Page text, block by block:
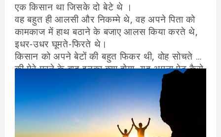
एक किसान था जिसके दो बेटे थे ।
वह बहुत ही आलसी और निकम्मे थे, वह अपने पिता को
कामकाज में हाथ बठाने के बजाए आलस किया करते थे,
इधर-उधर घूमते-फिरते थे।
किसान को अपने बेटों की बहुत फिकर थी, वोह सोचते थे
की मेरे मरने के बाद इनका क्या होगा, यह अपना पेट कैसे
भरेंगे, अपने परिवार को कैसे संभाल पायेंगे।
एक दिन किसान की हालत बहुत ही गंभीर थी, कहने का
मतलब, किसान मरने की हालत में था।
तभी किसान ने अपने दोनों बेटो को बुलाकर उनसे कहां
की, हमारे खेत में एक खजाना गढ़ा हुआ है, लेकिन वह